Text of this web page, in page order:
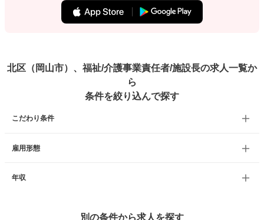
北区（岡山市）、福祉/介護事業責任者/施設長の求人一覧か
ら
条件を絞り込んで探す
こだわり条件
雇用形態
年収
別の条件から求人を探す